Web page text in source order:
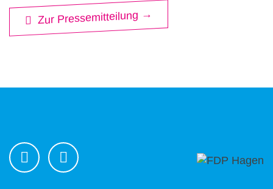
Zur Pressemitteilung →